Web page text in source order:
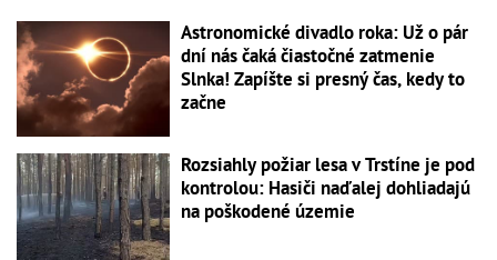
Astronomické divadlo roka: Už o pár
dní nás čaká čiastočné zatmenie
Slnka! Zapíšte si presný čas, kedy to
začne
Rozsiahly požiar lesa v Trstíne je pod
kontrolou: Hasiči naďalej dohliadajú
na poškodené územie